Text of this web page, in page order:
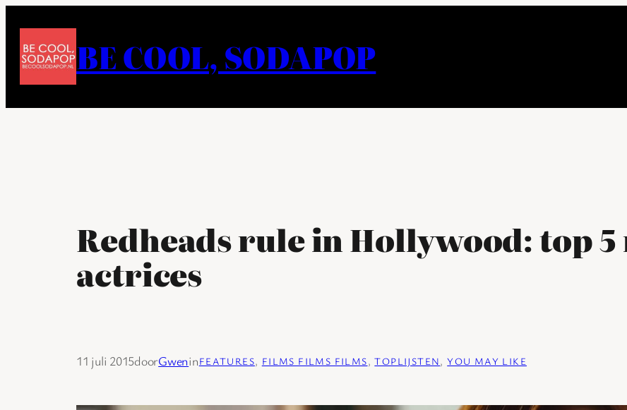
de
BE COOL, SODAPOP
Redheads rule in Hollywood: top
actrices
11 juli 2015doorGweninFEATURES, FILMS FILMS FILMS, TOPLIJSTEN, YOU MAY LIKE